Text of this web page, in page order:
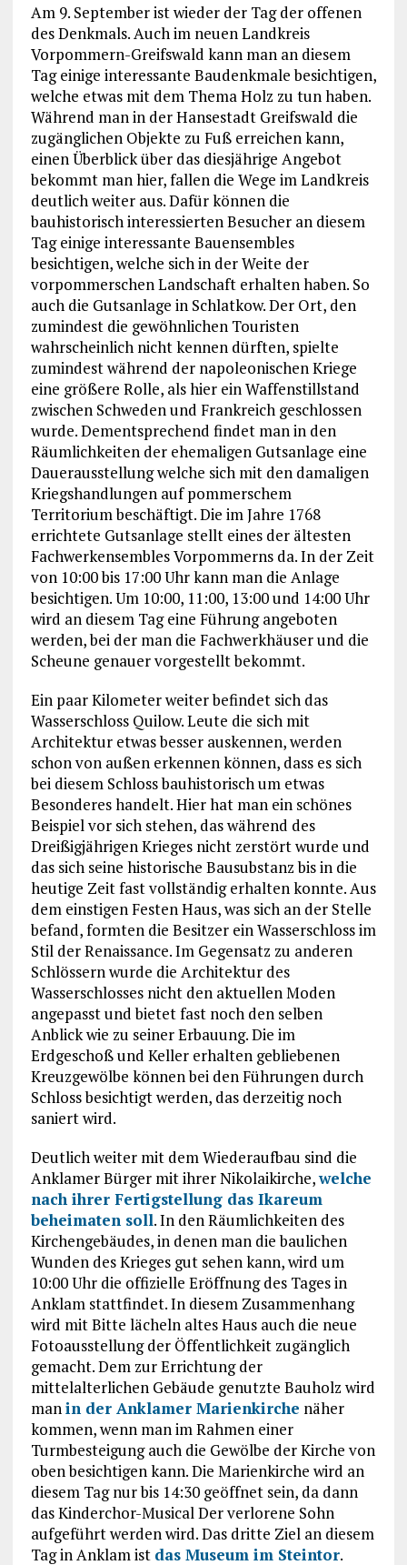
Am 9. September ist wieder der Tag der offenen
des Denkmals. Auch im neuen Landkreis
Vorpommern-Greifswald kann man an diesem
Tag einige interessante Baudenkmale besichtigen,
welche etwas mit dem Thema Holz zu tun haben.
Während man in der Hansestadt Greifswald die
zugänglichen Objekte zu Fuß erreichen kann,
einen Überblick über das diesjährige Angebot
bekommt man hier, fallen die Wege im Landkreis
deutlich weiter aus. Dafür können die
bauhistorisch interessierten Besucher an diesem
Tag einige interessante Bauensembles
besichtigen, welche sich in der Weite der
vorpommerschen Landschaft erhalten haben. So
auch die Gutsanlage in Schlatkow. Der Ort, den
zumindest die gewöhnlichen Touristen
wahrscheinlich nicht kennen dürften, spielte
zumindest während der napoleonischen Kriege
eine größere Rolle, als hier ein Waffenstillstand
zwischen Schweden und Frankreich geschlossen
wurde. Dementsprechend findet man in den
Räumlichkeiten der ehemaligen Gutsanlage eine
Dauerausstellung welche sich mit den damaligen
Kriegshandlungen auf pommerschem
Territorium beschäftigt. Die im Jahre 1768
errichtete Gutsanlage stellt eines der ältesten
Fachwerkensembles Vorpommerns da. In der Zeit
von 10:00 bis 17:00 Uhr kann man die Anlage
besichtigen. Um 10:00, 11:00, 13:00 und 14:00 Uhr
wird an diesem Tag eine Führung angeboten
werden, bei der man die Fachwerkhäuser und die
Scheune genauer vorgestellt bekommt.
Ein paar Kilometer weiter befindet sich das
Wasserschloss Quilow. Leute die sich mit
Architektur etwas besser auskennen, werden
schon von außen erkennen können, dass es sich
bei diesem Schloss bauhistorisch um etwas
Besonderes handelt. Hier hat man ein schönes
Beispiel vor sich stehen, das während des
Dreißigjährigen Krieges nicht zerstört wurde und
das sich seine historische Bausubstanz bis in die
heutige Zeit fast vollständig erhalten konnte. Aus
dem einstigen Festen Haus, was sich an der Stelle
befand, formten die Besitzer ein Wasserschloss im
Stil der Renaissance. Im Gegensatz zu anderen
Schlössern wurde die Architektur des
Wasserschlosses nicht den aktuellen Moden
angepasst und bietet fast noch den selben
Anblick wie zu seiner Erbauung. Die im
Erdgeschoß und Keller erhalten gebliebenen
Kreuzgewölbe können bei den Führungen durch
Schloss besichtigt werden, das derzeitig noch
saniert wird.
Deutlich weiter mit dem Wiederaufbau sind die
Anklamer Bürger mit ihrer Nikolaikirche,welche
nach ihrer Fertigstellung das Ikareum
beheimaten soll. In den Räumlichkeiten des
Kirchengebäudes, in denen man die baulichen
Wunden des Krieges gut sehen kann, wird um
10:00 Uhr die offizielle Eröffnung des Tages in
Anklam stattfindet. In diesem Zusammenhang
wird mit Bitte lächeln altes Haus auch die neue
Fotoausstellung der Öffentlichkeit zugänglich
gemacht. Dem zur Errichtung der
mittelalterlichen Gebäude genutzte Bauholz wird
man in der Anklamer Marienkirche näher
kommen, wenn man im Rahmen einer
Turmbesteigung auch die Gewölbe der Kirche von
oben besichtigen kann. Die Marienkirche wird an
diesem Tag nur bis 14:30 geöffnet sein, da dann
das Kinderchor-Musical Der verlorene Sohn
aufgeführt werden wird. Das dritte Ziel an diesem
Tag in Anklam ist das Museum im Steintor.